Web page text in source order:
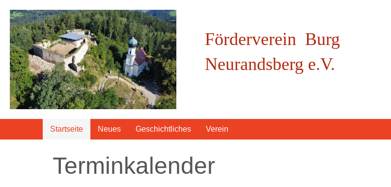
Förderverein Burg
Neurandsberg e.V.
Startseite Neues Geschichtliches Verein
Terminkalender